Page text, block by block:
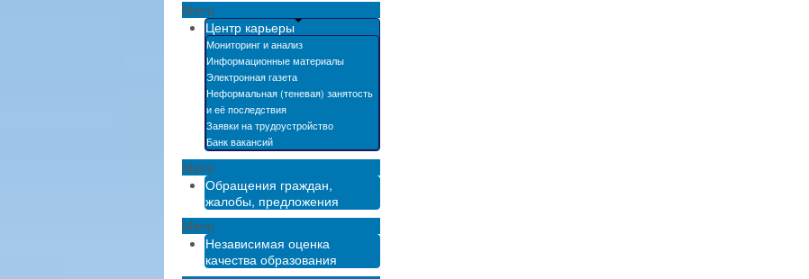
Menu
Центр карьеры
Мониторинг и анализ
Информационные материалы
Электронная газета
Неформальная (теневая) занятость
и её последствия
Заявки на трудоустройство
Банк вакансий
Menu
Обращения граждан,
жалобы, предложения
Menu
Независимая оценка
качества образования